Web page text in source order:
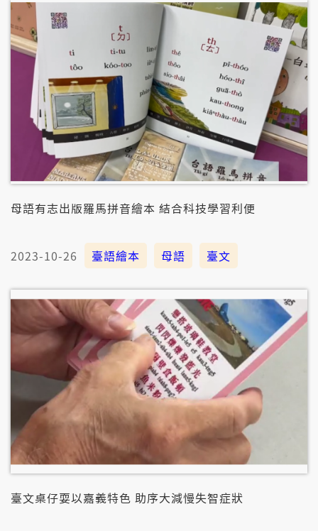
母語有志出版羅馬拼音繪本 結合科技學習利便
2023-10-26 臺語繪本 母語 臺文
臺文桌仔耍以嘉義特色 助序大減慢失智症狀